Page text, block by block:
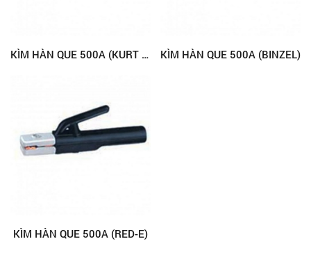
KÌM HÀN QUE 500A (KURT HAUFE) KÌM HÀN QUE 500A (BINZEL)
KÌM HÀN QUE 500A (RED-E)